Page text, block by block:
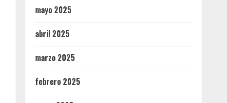
mayo 2025
abril 2025
marzo 2025
febrero 2025